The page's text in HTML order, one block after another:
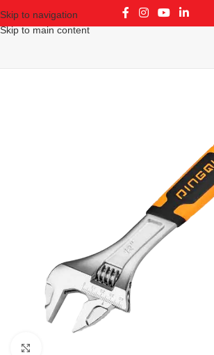
Skip to navigation
Skip to main content